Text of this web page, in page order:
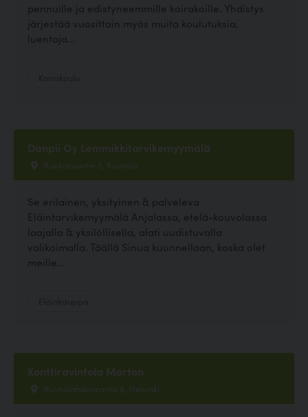
pennuille ja edistyneemmille koirakoille. Yhdistys
järjestää vuosittain myös muita koulutuksia,
luentoja...
Danpii Oy Lemmikkitarvikemyymälä
Ruokosuontie 3, Kouvola
Se erilainen, yksityinen & palveleva
Eläintarvikemyymälä Anjalassa, etelä-kouvolassa
laajalla & yksilöllisella, alati uudistuvalla
valikoimalla. Täällä Sinua kuunnellaan, koska olet
meille...
Konttiravintola Morton
Ruoholahdenranta 8, Helsinki